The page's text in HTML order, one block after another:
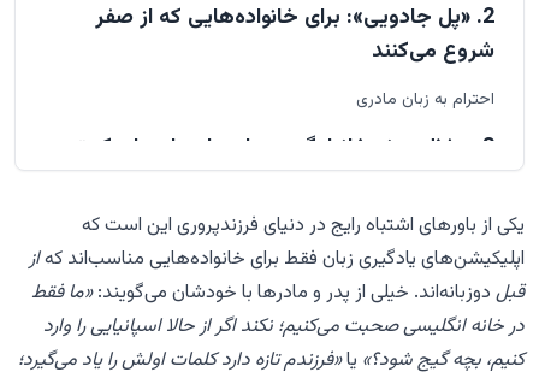
2. «پل جادویی»: برای خانواده‌هایی که از صفر
شروع می‌کنند
احترام به زبان مادری
3. حفظ پیوند خانوادگی: حمایت از زبان‌های کمتر
دیده‌شده و زبان‌های پرکاربرد
4. چرا «زمانِ صحبت» برای همه مؤثر است
جمع‌بندی
یکی از باورهای اشتباه رایج در دنیای فرزندپروری این است که
اپلیکیشن‌های یادگیری زبان فقط برای خانواده‌هایی مناسب‌اند کهاز
قبل دوزبانه‌اند. خیلی از پدر و مادرها با خودشان می‌گویند:«ما فقط
در خانه انگلیسی صحبت می‌کنیم؛ نکند اگر از حالا اسپانیایی را وارد
کنیم، بچه گیج شود؟» یا«فرزندم تازه دارد کلمات اولش را یاد می‌گیرد؛